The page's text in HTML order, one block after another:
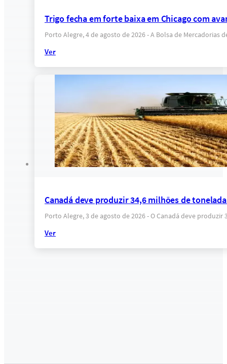
Trigo fecha em forte baixa em Chicago com
Porto Alegre, 4 de agosto de 2026 - A Bolsa de Mercadorias
Ver
Canadá deve produzir 34,6 milhões de
Porto Alegre, 3 de agosto de 2026 - O Canadá deve
Ver